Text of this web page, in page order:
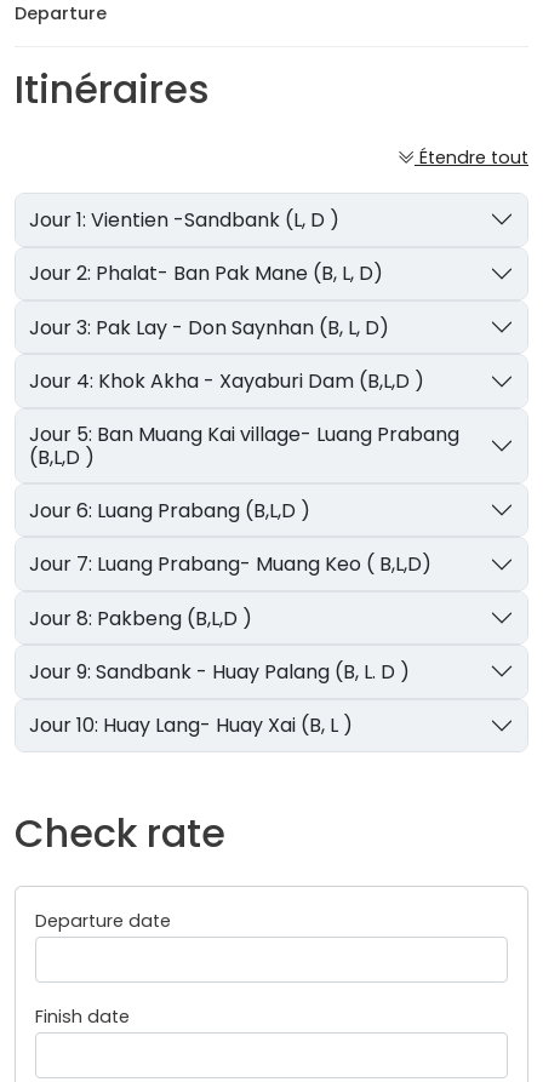
Departure
Itinéraires
Étendre tout
Jour 1: Vientien -Sandbank (L, D )
Jour 2: Phalat- Ban Pak Mane (B, L, D)
Jour 3: Pak Lay - Don Saynhan (B, L, D)
Jour 4: Khok Akha - Xayaburi Dam (B,L,D )
Jour 5: Ban Muang Kai village- Luang Prabang
(B,L,D )
Jour 6: Luang Prabang (B,L,D )
Jour 7: Luang Prabang- Muang Keo ( B,L,D)
Jour 8: Pakbeng (B,L,D )
Jour 9: Sandbank - Huay Palang (B, L. D )
Jour 10: Huay Lang- Huay Xai (B, L )
Check rate
Departure date
Finish date